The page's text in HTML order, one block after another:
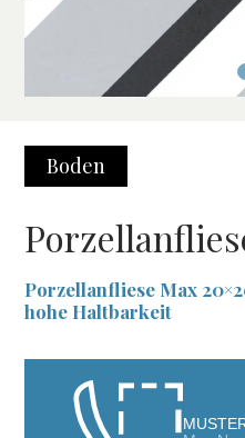
Boden
Porzellanfliese Max
hohe Haltbarkeit
DiePorzellanfliese Max 20×20
diejenigen, die
kombinieren möchten.
Designs, sticht diese Fliese